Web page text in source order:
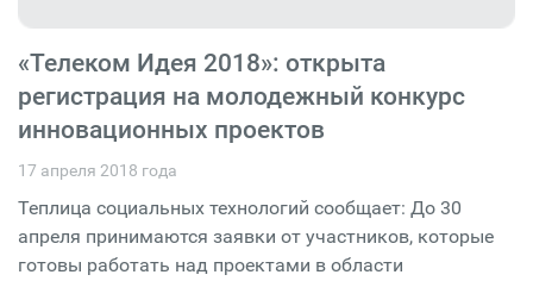
«Телеком Идея 2018»: открыта
регистрация на молодежный конкурс
инновационных проектов
17 апреля 2018 года
Теплица социальных технологий сообщает: До 30
апреля принимаются заявки от участников, которые
готовы работать над проектами в области